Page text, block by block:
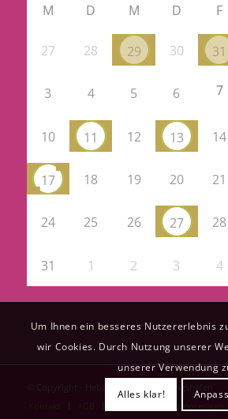
M D M D F
27 28 29 30 31
3 4 5 6 7
10 11 12 13 14
17 18 19 20 21
24 25 26 27 28
31 1 2 3 4
© Copyright - Hebammenteam Ludwigshafen
Um Ihnen ein besseres Nutzererlebnis
wir Cookies. Durch Nutzung unserer
unserer Verwendung
Alles klar!